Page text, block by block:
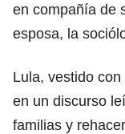
en compañía de
esposa, la
Lula, vestido
en un discurso
familias y